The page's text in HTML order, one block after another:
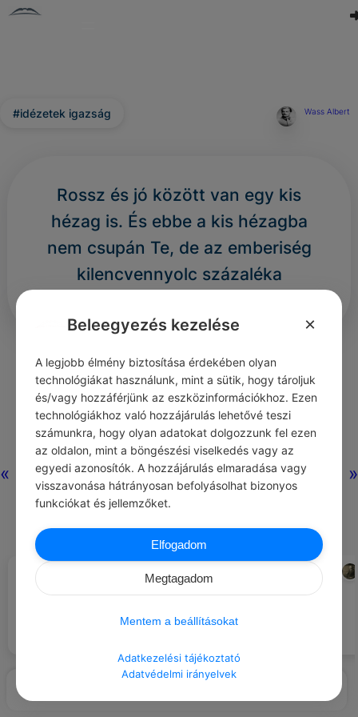
« »
#idézetek igazság Wass Albert
Rossz és jó között van egy kis
hézag is. És ebbe a kis hézagba
nem csupán Te, de az emberiség
kilencvennyolc százaléka
Nincs még hozzászólás.
#NAPI TIPP
Tölts több időt a természetben,
csökkentsd a stresszt.
ALBERT EINSTEIN
Beleegyezés kezelése ×
A legjobb élmény biztosítása érdekében olyan
technológiákat használunk, mint a sütik, hogy tároljuk
és/vagy hozzáférjünk az eszközinformációkhoz. Ezen
technológiákhoz való hozzájárulás lehetővé teszi
számunkra, hogy olyan adatokat dolgozzunk fel ezen
az oldalon, mint a böngészési viselkedés vagy az
egyedi azonosítók. A hozzájárulás elmaradása vagy
visszavonása hátrányosan befolyásolhat bizonyos
funkciókat és jellemzőket.
Elfogadom
Megtagadom
Mentem a beállításokat
Adatkezelési tájékoztató
Adatvédelmi irányelvek